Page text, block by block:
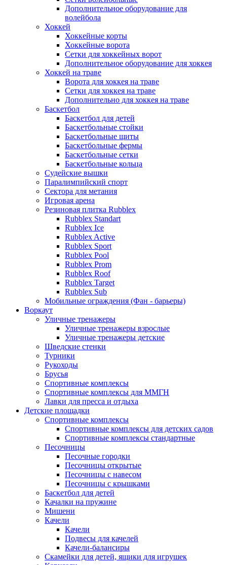
Дополнительное оборудование для
волейбола
Хоккей
Хоккейные корты
Хоккейные ворота
Сетки для хоккейных ворот
Дополнительное оборудование для хоккея
Хоккей на траве
Ворота для хоккея на траве
Сетки для хоккея на траве
Дополнительно для хоккея на траве
Баскетбол
Баскетбол для детей
Баскетбольные стойки
Баскетбольные щиты
Баскетбольные фермы
Баскетбольные сетки
Баскетбольные кольца
Судейские вышки
Паралимпийский спорт
Сектора для метания
Игровая арена
Резиновая плитка Rubblex
Rubblex Standart
Rubblex Ice
Rubblex Active
Rubblex Sport
Rubblex Pool
Rubblex Prom
Rubblex Roof
Rubblex Target
Rubblex Sub
Мобильные ограждения (Фан - барьеры)
Воркаут
Уличные тренажеры
Уличные тренажеры взрослые
Уличные тренажеры детские
Шведские стенки
Турники
Рукоходы
Брусья
Спортивные комплексы
Спортивные комплексы для ММГН
Лавки для пресса и отдыха
Детские площадки
Спортивные комплексы
Спортивные комплексы для детских садов
Спортивные комплексы стандартные
Песочницы
Песочные городки
Песочницы открытые
Песочницы с навесом
Песочницы с крышками
Баскетбол для детей
Качалки на пружине
Мишени
Качели
Качели
Подвесы для качелей
Качели-балансиры
Скамейки для детей, ящики для игрушек